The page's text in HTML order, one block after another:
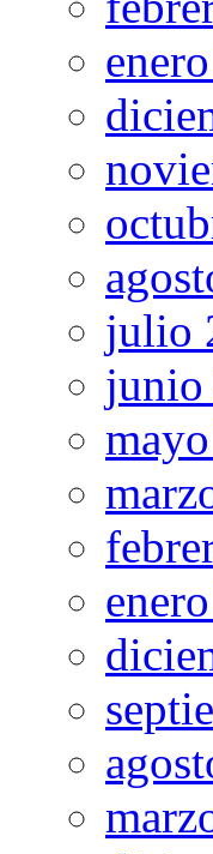
julio
junio